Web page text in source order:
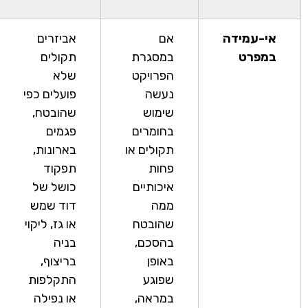
אי-עמידה
במפרט
אם
במסגרת
הפרויקט
נעשה
שימוש
בחומרים
תקולים או
פחות
איכותיים
ממה
שהובטח
בהסכם,
באופן
שפוגע
במראה,
אביזרים
תקולים
שלא
פועלים כפי
שהובטח,
פגמים
בארונות,
תפקוד
כושל של
דוד שמש
או גז, ליקוי
בניה
בריצוף,
התקלפות
או נפילה